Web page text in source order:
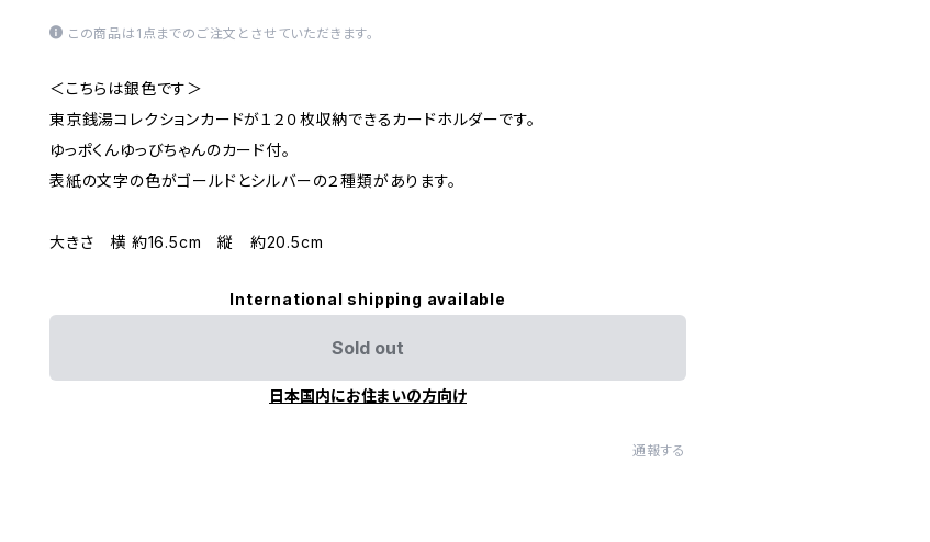
この商品は1点までのご注文とさせていただきます。
＜こちらは銀色です＞
東京銭湯コレクションカードが１２０枚収納できるカードホルダーです。
ゆっポくんゆっびちゃんのカード付。
表紙の文字の色がゴールドとシルバーの２種類があります。
大きさ 横 約16.5cm 縦 約20.5cm
International shipping available
Sold out
日本国内にお住まいの方向け
通報する